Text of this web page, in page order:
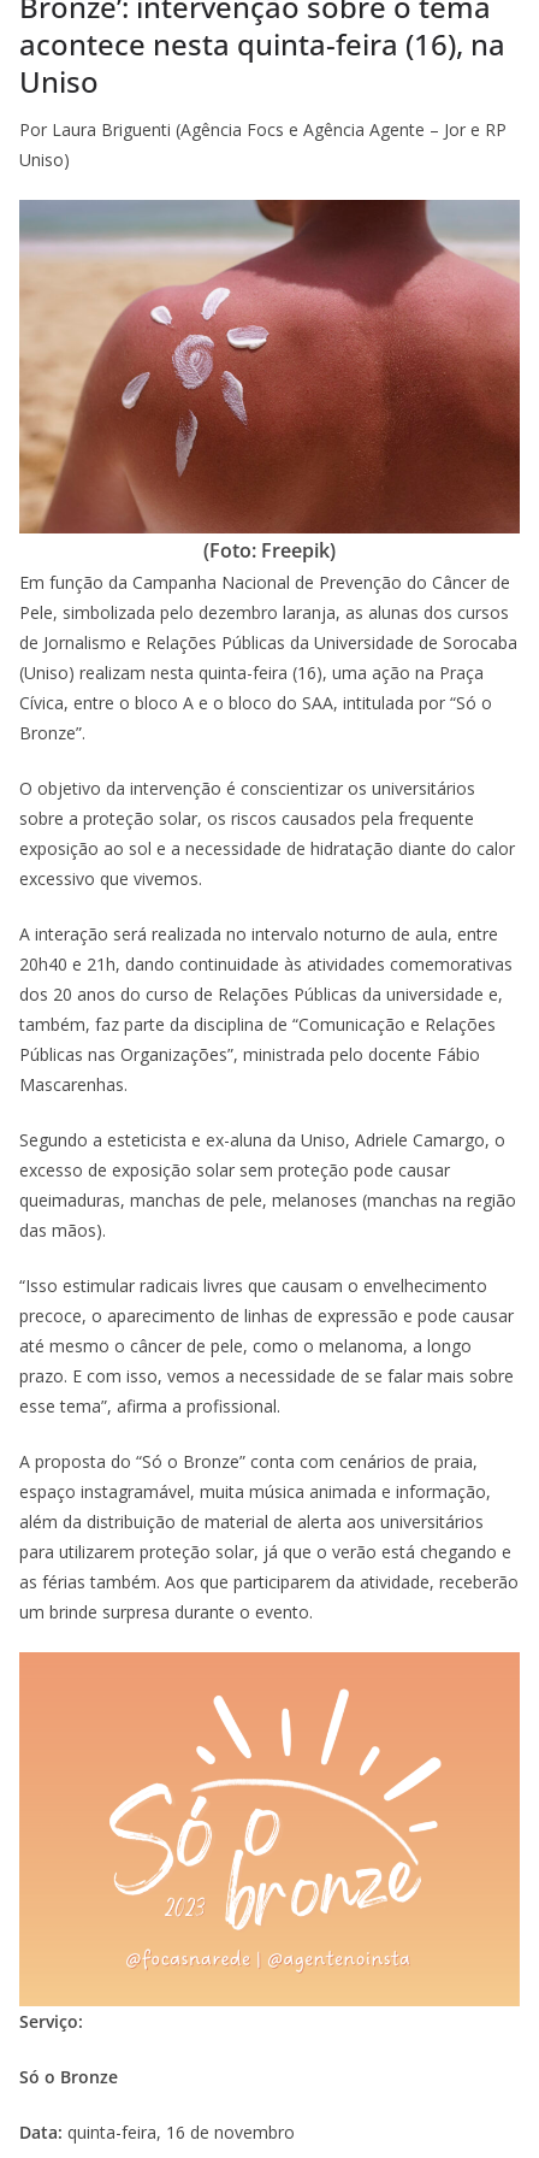
acontece nesta quinta-feira (16), na
Uniso
Por Laura Briguenti (Agência Focs e Agência Agente – Jor e RP
Uniso)
(Foto: Freepik)
Em função da Campanha Nacional de Prevenção do Câncer de
Pele, simbolizada pelo dezembro laranja, as alunas dos cursos
de Jornalismo e Relações Públicas da Universidade de Sorocaba
(Uniso) realizam nesta quinta-feira (16), uma ação na Praça
Cívica, entre o bloco A e o bloco do SAA, intitulada por “Só o
Bronze”.
O objetivo da intervenção é conscientizar os universitários
sobre a proteção solar, os riscos causados pela frequente
exposição ao sol e a necessidade de hidratação diante do calor
excessivo que vivemos.
A interação será realizada no intervalo noturno de aula, entre
20h40 e 21h, dando continuidade às atividades comemorativas
dos 20 anos do curso de Relações Públicas da universidade e,
também, faz parte da disciplina de “Comunicação e Relações
Públicas nas Organizações”, ministrada pelo docente Fábio
Mascarenhas.
Segundo a esteticista e ex-aluna da Uniso, Adriele Camargo, o
excesso de exposição solar sem proteção pode causar
queimaduras, manchas de pele, melanoses (manchas na região
das mãos).
“Isso estimular radicais livres que causam o envelhecimento
precoce, o aparecimento de linhas de expressão e pode causar
até mesmo o câncer de pele, como o melanoma, a longo
prazo. E com isso, vemos a necessidade de se falar mais sobre
esse tema”, afirma a profissional.
A proposta do “Só o Bronze” conta com cenários de praia,
espaço instagramável, muita música animada e informação,
além da distribuição de material de alerta aos universitários
para utilizarem proteção solar, já que o verão está chegando e
as férias também. Aos que participarem da atividade, receberão
um brinde surpresa durante o evento.
Serviço:
Só o Bronze
Data: quinta-feira, 16 de novembro